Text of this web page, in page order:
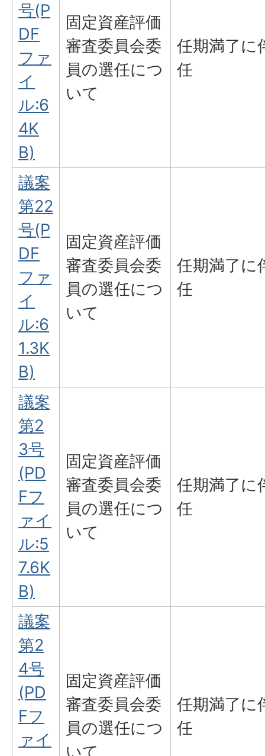
号(P
DF
ファ
イ
ル:6
4K
B)
固定資産評価
審査委員会委
員の選任につ
いて
任期満了に
任
議案
第22
号(P
DF
ファ
イ
ル:6
1.3K
B)
固定資産評価
審査委員会委
員の選任につ
いて
任期満了に
任
議案
第2
3号
(PD
Fフ
ァイ
ル:5
7.6K
B)
固定資産評価
審査委員会委
員の選任につ
いて
任期満了に
任
議案
第2
4号
(PD
Fフ
ァイ
固定資産評価
審査委員会委
員の選任につ
いて
任期満了に
任